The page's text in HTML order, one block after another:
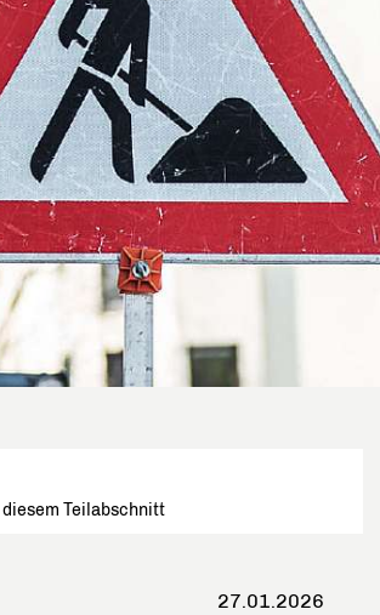
Teilabschnitt
27.01.2026